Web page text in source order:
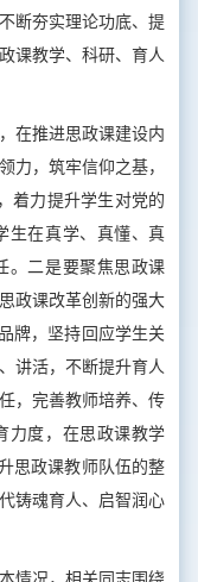
断夯实理论功底、提
课教学、科研、育人
在推进思政课建设内
力，筑牢信仰之基，
着力提升学生对党的
生在真学、真懂、真
。二是要聚焦思政课
政课改革创新的强大
牌，坚持回应学生关
讲活，不断提升育人
，完善教师培养、传
力度，在思政课教学
思政课教师队伍的整
铸魂育人、启智润心